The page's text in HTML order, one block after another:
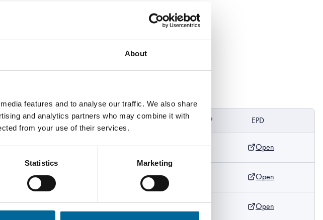
About
features and to analyse our traffic. We also share
and analytics partners who may combine it with
from your use of their services.
Statistics Marketing
Gesamtgewicht DoP EPD
785 kg/km Open
Open
Open